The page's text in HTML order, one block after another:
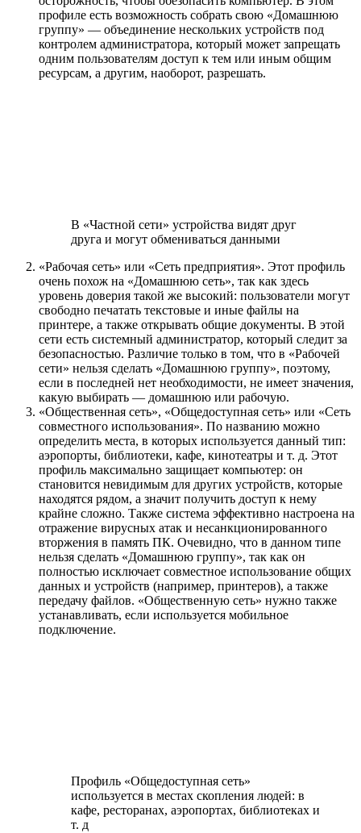
профиле есть возможность собрать свою «Домашнюю
группу» — объединение нескольких устройств под
контролем администратора, который может запрещать
одним пользователям доступ к тем или иным общим
ресурсам, а другим, наоборот, разрешать.
В «Частной сети» устройства видят друг
друга и могут обмениваться данными
«Рабочая сеть» или «Сеть предприятия». Этот профиль
очень похож на «Домашнюю сеть», так как здесь
уровень доверия такой же высокий: пользователи могут
свободно печатать текстовые и иные файлы на
принтере, а также открывать общие документы. В этой
сети есть системный администратор, который следит за
безопасностью. Различие только в том, что в «Рабочей
сети» нельзя сделать «Домашнюю группу», поэтому,
если в последней нет необходимости, не имеет значения,
какую выбирать — домашнюю или рабочую.
«Общественная сеть», «Общедоступная сеть» или «Сеть
совместного использования». По названию можно
определить места, в которых используется данный тип:
аэропорты, библиотеки, кафе, кинотеатры и т. д. Этот
профиль максимально защищает компьютер: он
становится невидимым для других устройств, которые
находятся рядом, а значит получить доступ к нему
крайне сложно. Также система эффективно настроена на
отражение вирусных атак и несанкционированного
вторжения в память ПК. Очевидно, что в данном типе
нельзя сделать «Домашнюю группу», так как он
полностью исключает совместное использование общих
данных и устройств (например, принтеров), а также
передачу файлов. «Общественную сеть» нужно также
устанавливать, если используется мобильное
подключение.
Профиль «Общедоступная сеть»
используется в местах скопления людей: в
кафе, ресторанах, аэропортах, библиотеках и
т. д